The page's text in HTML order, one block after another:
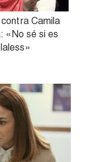
Camila
«No sé si es